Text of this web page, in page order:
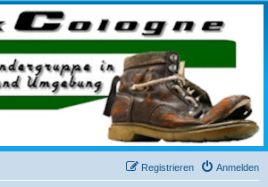
Anmelden
Registrieren